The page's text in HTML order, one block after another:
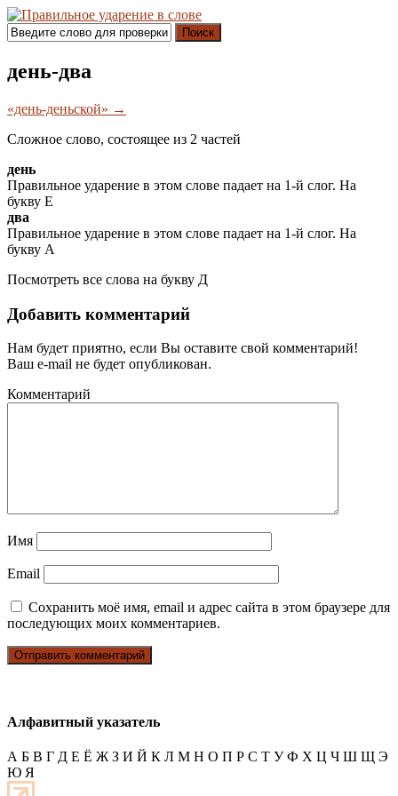
Поиск
день-два
«день-деньской» →
Сложное слово, состоящее из 2 частей
день
Правильное ударение в этом слове падает на 1-й слог. На
букву Е
два
Правильное ударение в этом слове падает на 1-й слог. На
букву А
Посмотреть все слова на букву Д
Добавить комментарий
Нам будет приятно, если Вы оставите свой комментарий!
Ваш e-mail не будет опубликован.
Комментарий
Имя
Email
Сохранить моё имя, email и адрес сайта в этом браузере для
последующих моих комментариев.
Алфавитный указатель
А Б В Г Д Е Ё Ж З И Й К Л М Н О П Р С Т У Ф Х Ц Ч Ш Щ Э
Ю Я